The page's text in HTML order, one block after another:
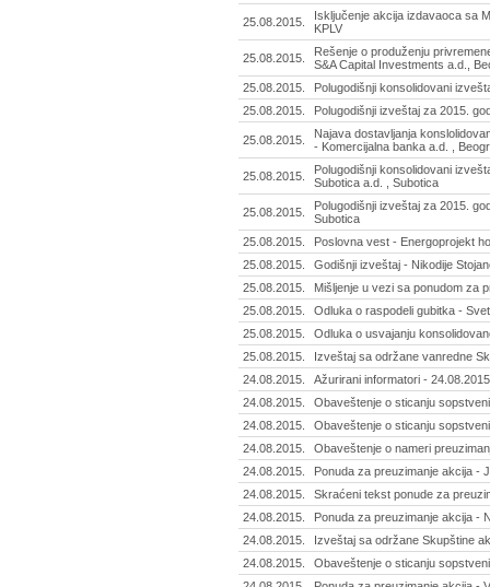
25.08.2015.
Isključenje akcija izdavaoca sa
KPLV
25.08.2015.
Rešenje o produženju
S&A Capital Investments a.d.,
25.08.2015.
Polugodišnji konsolidovani
25.08.2015.
Polugodišnji izveštaj za 2015.
25.08.2015.
Najava dostavljanja
- Komercijalna banka a.d. ,
25.08.2015.
Polugodišnji konsolidovani
Subotica a.d. , Subotica
25.08.2015.
Polugodišnji izveštaj za 2015.
Subotica
25.08.2015.
Poslovna vest - Energoprojekt
25.08.2015.
Godišnji izveštaj - Nikodije
25.08.2015.
Mišljenje u vezi sa ponudom za
25.08.2015.
Odluka o raspodeli gubitka -
25.08.2015.
Odluka o usvajanju
25.08.2015.
Izveštaj sa održane vanredne
24.08.2015.
Ažurirani informatori - 24.08.2015
24.08.2015.
Obaveštenje o sticanju
24.08.2015.
Obaveštenje o sticanju
24.08.2015.
Obaveštenje o nameri
24.08.2015.
Ponuda za preuzimanje akcija -
24.08.2015.
Skraćeni tekst ponude za
24.08.2015.
Ponuda za preuzimanje akcija -
24.08.2015.
Izveštaj sa održane Skupštine
24.08.2015.
Obaveštenje o sticanju